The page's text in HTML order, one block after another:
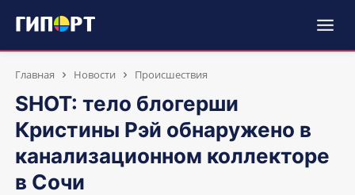
Главная Новости Происшествия
SHOT: тело блогерши
Кристины Рэй обнаружено в
канализационном коллекторе
в Сочи